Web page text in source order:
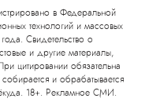
в Федеральной
технологий и массовых
Свидетельство о
и другие материалы,
цитировании обязательна
и обрабатывается
18+. Рекламное СМИ.